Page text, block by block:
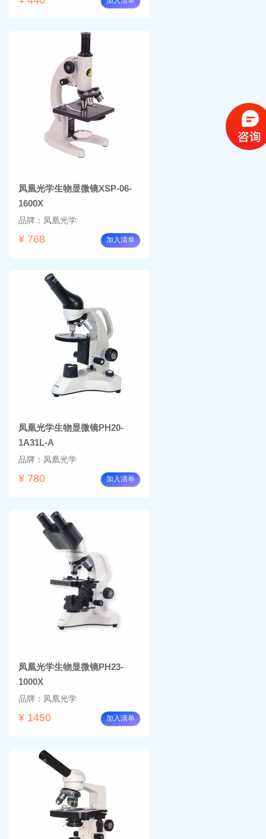
凤凰光学生物显微镜XSP-06-
1600X
品牌：凤凰光学
¥ 768 加入清单
凤凰光学生物显微镜PH20-
1A31L-A
品牌：凤凰光学
¥ 780 加入清单
凤凰光学生物显微镜PH23-
1000X
品牌：凤凰光学
¥ 1450 加入清单